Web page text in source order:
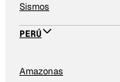
Sismos
PERÚ
Amazonas